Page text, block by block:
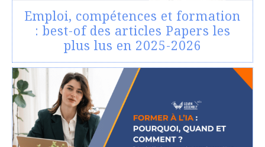
Emploi, compétences et formation
: best-of des articles Papers les
plus lus en 2025-2026